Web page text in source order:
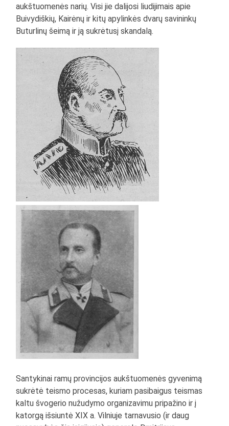
aukštuomenės narių. Visi jie dalijosi liudijimais apie
Buivydiškių, Kairėnų ir kitų apylinkės dvarų savininkų
Buturlinų šeimą ir ją sukrėtusį skandalą.
Santykinai ramų provincijos aukštuomenės gyvenimą
sukrėtė teismo procesas, kuriam pasibaigus teismas
kaltu švogerio nužudymo organizavimu pripažino ir į
katorgą išsiuntė XIX a. Vilniuje tarnavusio (ir daug